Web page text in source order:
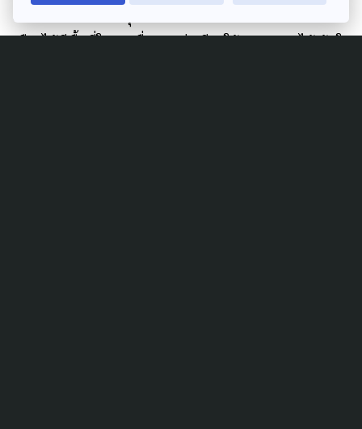
เข้ามามีส่วนร่วมในทุกขั้นตอนการผลิต เพื่อให้ชนเผ่าพื้น
เมืองได้มีพื้นที่ในการสื่อสาร ส่งเสียงให้สาธารณะได้เข้าใจ